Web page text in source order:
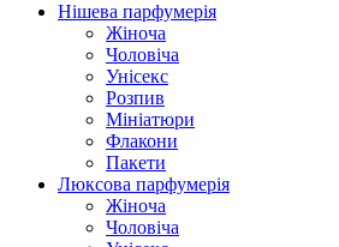
Нішева парфумерія
Жіноча
Чоловіча
Унісекс
Розпив
Мініатюри
Флакони
Пакети
Люксова парфумерія
Жіноча
Чоловіча